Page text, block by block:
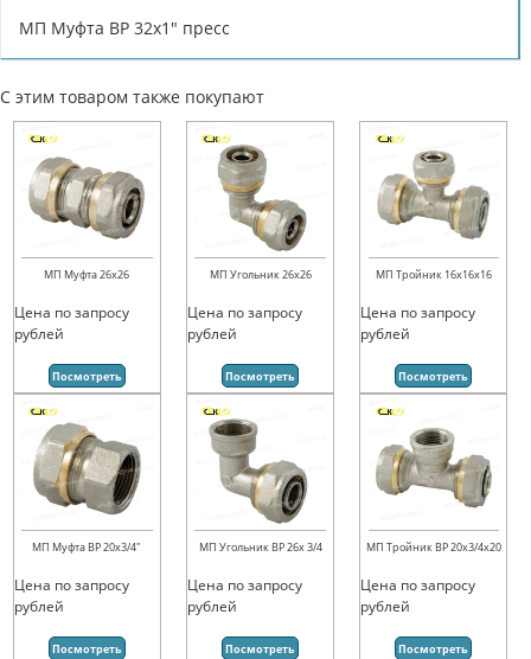
МП Муфта ВР 32х1" пресс
С этим товаром также покупают
МП Муфта 26х26
Цена по запросу
рублей
Посмотреть
МП Угольник 26х26
Цена по запросу
рублей
Посмотреть
МП Тройник 16х16х16
Цена по запросу
рублей
Посмотреть
МП Муфта ВР 20х3/4"
Цена по запросу
рублей
Посмотреть
МП Угольник ВР 26х 3/4
Цена по запросу
рублей
Посмотреть
МП Тройник ВР 20х3/4х20
Цена по запросу
рублей
Посмотреть